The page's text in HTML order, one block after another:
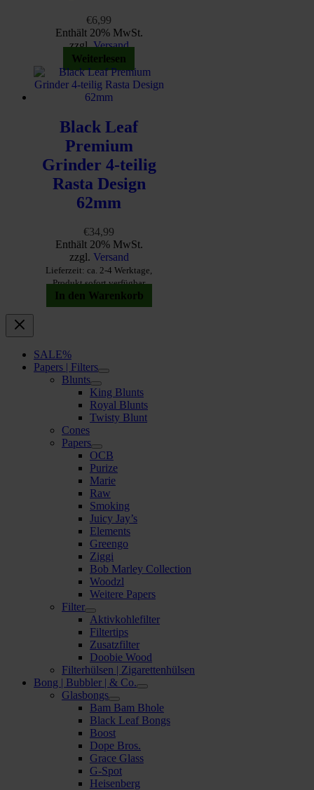
€6,99
Enthält 20% MwSt.
zzgl.Versand
Weiterlesen
Black Leaf
Premium
Grinder 4-teilig
Rasta Design
62mm
€34,99
Enthält 20% MwSt.
zzgl. Versand
Lieferzeit: ca. 2-4 Werktage,
Produkt sofort verfügbar
In den Warenkorb
SALE%
Papers | Filters
Blunts
King Blunts
Royal Blunts
Twisty Blunt
Cones
Papers
OCB
Purize
Marie
Raw
Smoking
Juicy Jay’s
Elements
Greengo
Ziggi
Bob Marley Collection
Woodzl
Weitere Papers
Filter
Aktivkohlefilter
Filtertips
Zusatzfilter
Doobie Wood
Filterhülsen | Zigarettenhülsen
Bong | Bubbler | & Co.
Glasbongs
Bam Bam Bhole
Black Leaf Bongs
Boost
Dope Bros.
Grace Glass
G-Spot
Heisenberg